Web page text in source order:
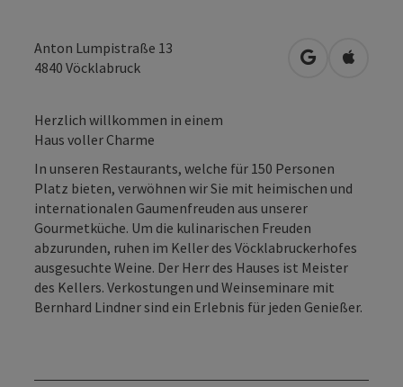
Anton Lumpistraße 13
4840 Vöcklabruck in Google
in
Herzlich willkommen in einem
Haus voller Charme
In unseren Restaurants, welche für 150 Personen
Platz bieten, verwöhnen wir Sie mit heimischen und
internationalen Gaumenfreuden aus unserer
Gourmetküche. Um die kulinarischen Freuden
abzurunden, ruhen im Keller des Vöcklabruckerhofes
ausgesuchte Weine. Der Herr des Hauses ist Meister
des Kellers. Verkostungen und Weinseminare mit
Bernhard Lindner sind ein Erlebnis für jeden Genießer.